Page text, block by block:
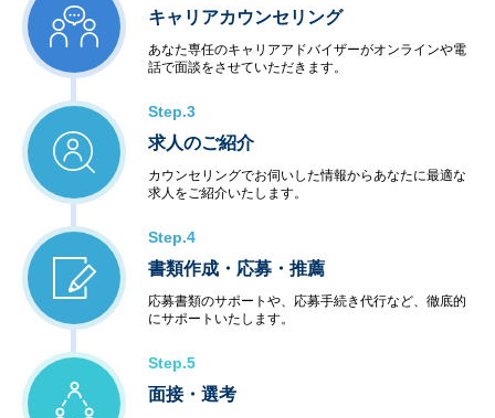
キャリアカウンセリング
あなた専任のキャリアアドバイザーがオンラインや電
話で面談をさせていただきます。
Step.3
求人のご紹介
カウンセリングでお伺いした情報からあなたに最適な
求人をご紹介いたします。
Step.4
書類作成・応募・推薦
応募書類のサポートや、応募手続き代行など、徹底的
にサポートいたします。
Step.5
面接・選考